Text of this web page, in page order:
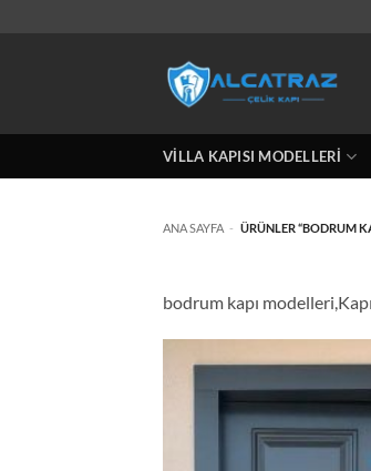
VILLA KAPISI MODELLERI
ANA SAYFA - ÜRÜNLER “BODRUM
bodrum kapı